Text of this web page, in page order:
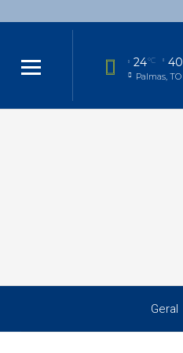
24°C 40
Palmas, TO
Geral